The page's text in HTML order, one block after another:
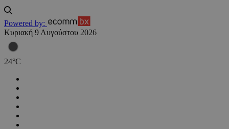
Powered by:
Κυριακή 9 Αυγούστου 2026
24°C